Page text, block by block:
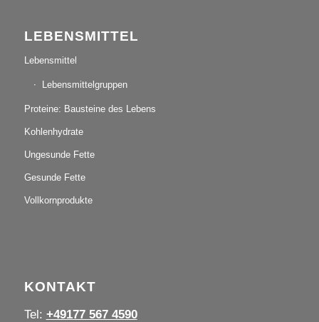
LEBENSMITTEL
Lebensmittel
Lebensmittelgruppen
Proteine: Bausteine des Lebens
Kohlenhydrate
Ungesunde Fette
Gesunde Fette
Vollkornprodukte
KONTAKT
Tel: +49177 567 4590